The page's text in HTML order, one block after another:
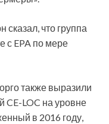
сказал, что группа
с EPA по мере
также выразили
CE-LOC на уровне
в 2016 году,